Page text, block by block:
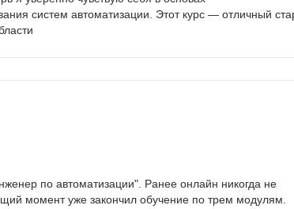
систем автоматизации. Этот курс — отличный
по автоматизации". Ранее онлайн никогда не
момент уже закончил обучение по трем модулям.